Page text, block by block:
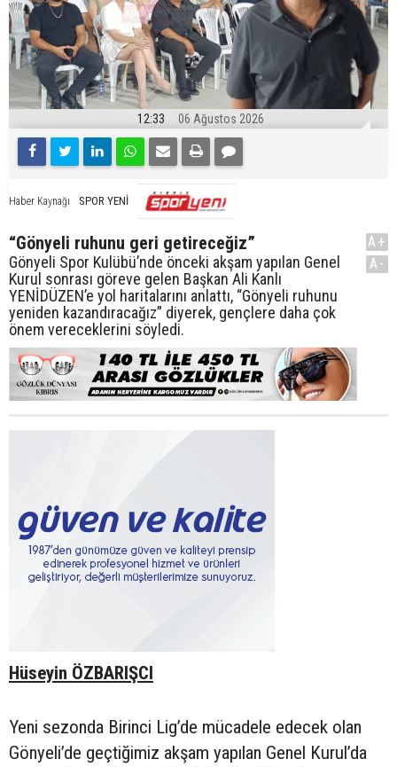
12:33 06 Ağustos 2026
Haber Kaynağı SPOR YENİ
“Gönyeli ruhunu geri getireceğiz”
Gönyeli Spor Kulübü’nde önceki akşam yapılan Genel
Kurul sonrası göreve gelen Başkan Ali Kanlı
YENİDÜZEN’e yol haritalarını anlattı, “Gönyeli ruhunu
yeniden kazandıracağız” diyerek, gençlere daha çok
önem vereceklerini söyledi.
A+
A-
Hüseyin ÖZBARIŞCI
Yeni sezonda Birinci Lig’de mücadele edecek olan
Gönyeli’de geçtiğimiz akşam yapılan Genel Kurul’da